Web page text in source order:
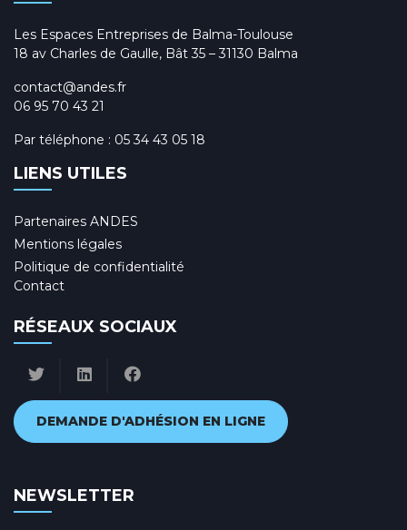
Les Espaces Entreprises de Balma-Toulouse
18 av Charles de Gaulle, Bât 35 – 31130 Balma
contact@andes.fr
06 95 70 43 21
Par téléphone : 05 34 43 05 18
LIENS UTILES
Partenaires ANDES
Mentions légales
Politique de confidentialité
Contact
RÉSEAUX SOCIAUX
DEMANDE D'ADHÉSION EN LIGNE
NEWSLETTER